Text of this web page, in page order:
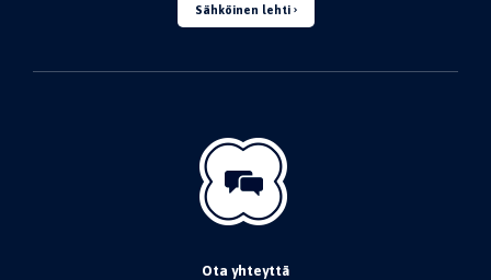
Sähköinen lehti
Ota yhteyttä